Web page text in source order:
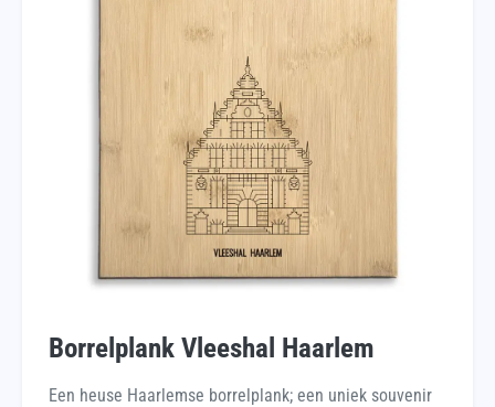
Borrelplank Vleeshal Haarlem
Een heuse Haarlemse borrelplank; een uniek souvenir